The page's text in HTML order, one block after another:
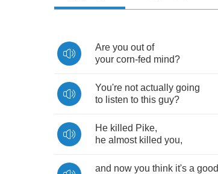
Are you out of
your corn-fed mind?
You're not actually going
to listen to this guy?
He killed Pike,
he almost killed you,
and now you think it's a good